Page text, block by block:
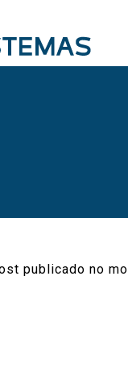
publicado no